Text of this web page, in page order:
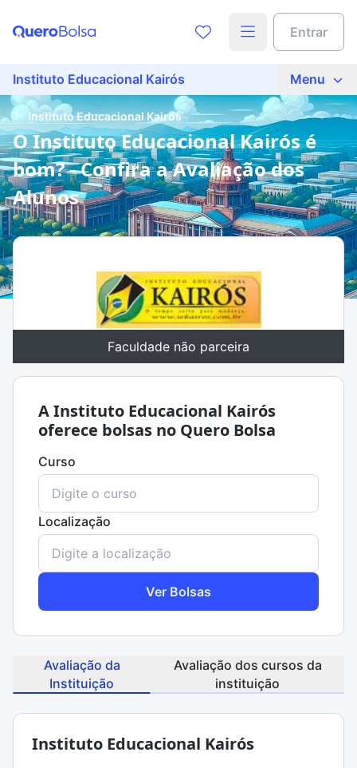
Entrar
Instituto Educacional Kairós Menu
Instituto Educacional Kairós
O Instituto Educacional Kairós é
bom? - Confira a Avaliação dos
Alunos
Faculdade não parceira
A Instituto Educacional Kairós
oferece bolsas no Quero Bolsa
Curso
Localização
Ver Bolsas
Avaliação da
Instituição
Avaliação dos cursos da
instituição
Instituto Educacional Kairós